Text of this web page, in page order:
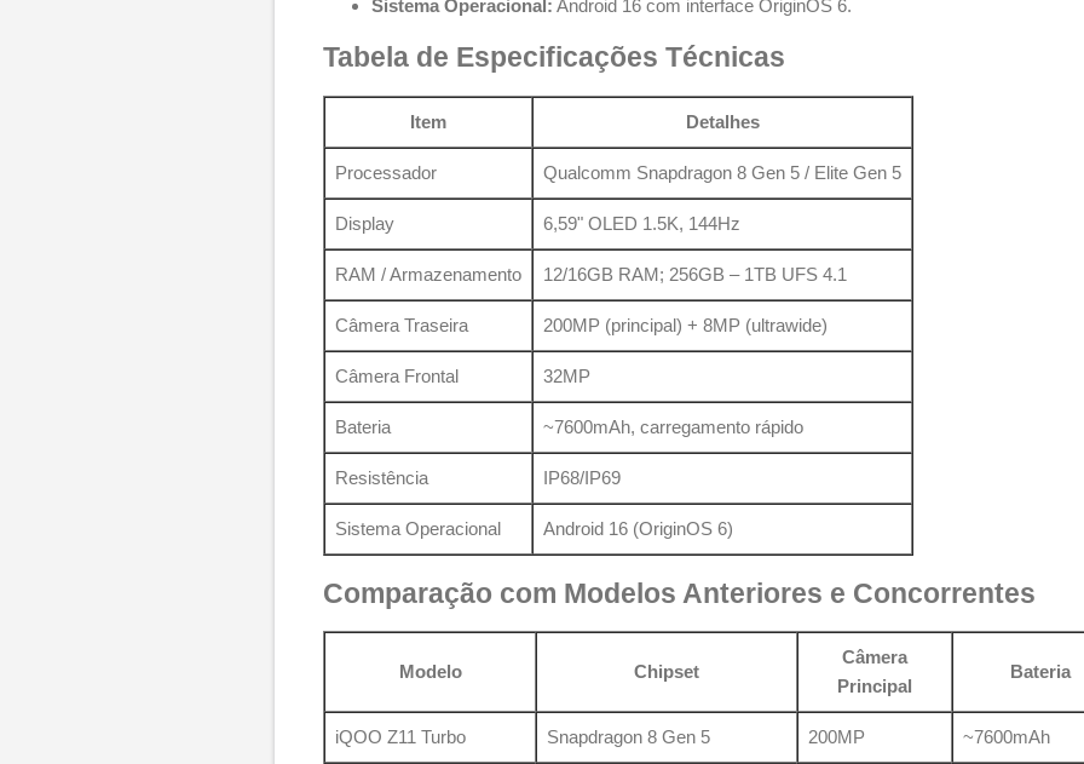
Sistema Operacional: Android 16 com interface OriginOS 6.
Tabela de Especificações Técnicas
Item Detalhes
Processador Qualcomm Snapdragon 8 Gen 5 / Elite Gen 5
Display 6,59" OLED 1.5K, 144Hz
RAM / Armazenamento 12/16GB RAM; 256GB – 1TB UFS 4.1
Câmera Traseira 200MP (principal) + 8MP (ultrawide)
Câmera Frontal 32MP
Bateria ~7600mAh, carregamento rápido
Resistência IP68/IP69
Sistema Operacional Android 16 (OriginOS 6)
Comparação com Modelos Anteriores e Concorrentes
Modelo Chipset
Câmera
Principal
Bateria
iQOO Z11 Turbo Snapdragon 8 Gen 5 200MP ~7600mAh